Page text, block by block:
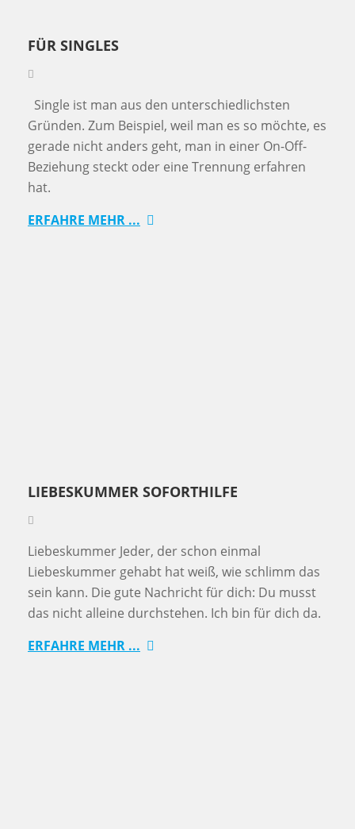
FÜR SINGLES
Single ist man aus den unterschiedlichsten
Gründen. Zum Beispiel, weil man es so möchte, es
gerade nicht anders geht, man in einer On-Off-
Beziehung steckt oder eine Trennung erfahren
hat.
ERFAHRE MEHR ...
LIEBESKUMMER SOFORTHILFE
Liebeskummer Jeder, der schon einmal
Liebeskummer gehabt hat weiß, wie schlimm das
sein kann. Die gute Nachricht für dich: Du musst
das nicht alleine durchstehen. Ich bin für dich da.
ERFAHRE MEHR ...